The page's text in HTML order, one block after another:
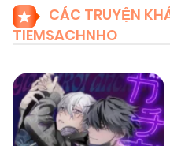
CÁC TRUYỆN
TIEMSACHNHO